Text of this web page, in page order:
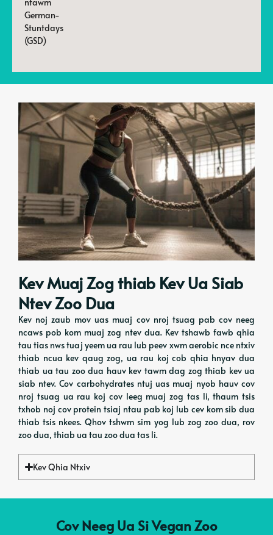
German-
Stuntdays
(GSD)
Kev Muaj Zog thiab Kev Ua Siab
Ntev Zoo Dua
Kev noj zaub mov uas muaj cov nroj tsuag pab cov neeg
ncaws pob kom muaj zog ntev dua. Kev tshawb fawb qhia
tau tias nws tuaj yeem ua rau lub peev xwm aerobic nce ntxiv
thiab ncua kev qaug zog, ua rau koj cob qhia hnyav dua
thiab ua tau zoo dua hauv kev tawm dag zog thiab kev ua
siab ntev. Cov carbohydrates ntuj uas muaj nyob hauv cov
nroj tsuag ua rau koj cov leeg muaj zog tas li, thaum tsis
txhob noj cov protein tsiaj ntau pab koj lub cev kom sib dua
thiab tsis nkees. Qhov tshwm sim yog lub zog zoo dua, rov
zoo dua, thiab ua tau zoo dua tas li.
Kev Qhia Ntxiv
Cov Neeg Ua Si Vegan Zoo